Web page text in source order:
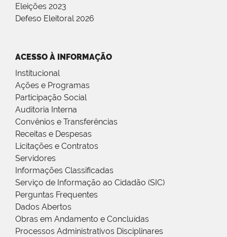
Eleições 2023
Defeso Eleitoral 2026
ACESSO À INFORMAÇÃO
Institucional
Ações e Programas
Participação Social
Auditoria Interna
Convênios e Transferências
Receitas e Despesas
Licitações e Contratos
Servidores
Informações Classificadas
Serviço de Informação ao Cidadão (SIC)
Perguntas Frequentes
Dados Abertos
Obras em Andamento e Concluídas
Processos Administrativos Disciplinares